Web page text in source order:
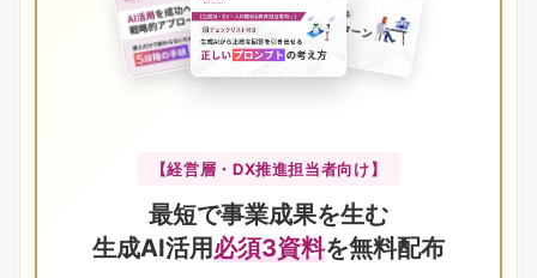
【経営層・DX推進担当者向け】
最短で事業成果を生む
生成AI活用必須3資料を無料配布